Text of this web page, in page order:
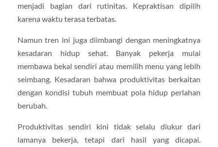
menjadi bagian dari rutinitas. Kepraktisan dipilih
karena waktu terasa terbatas.
Namun tren ini juga diimbangi dengan meningkatnya
kesadaran hidup sehat. Banyak pekerja mulai
membawa bekal sendiri atau memilih menu yang lebih
seimbang. Kesadaran bahwa produktivitas berkaitan
dengan kondisi tubuh membuat pola hidup perlahan
berubah.
Produktivitas sendiri kini tidak selalu diukur dari
lamanya bekerja, tetapi dari hasil yang dicapai.